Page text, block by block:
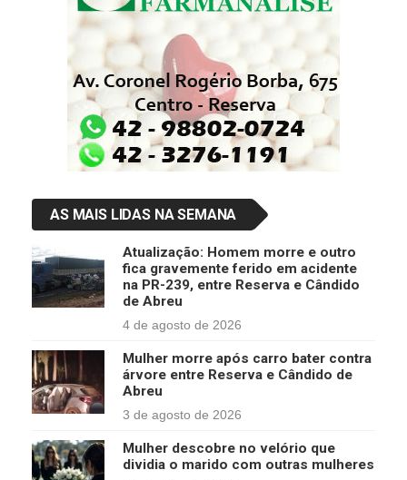
AS MAIS LIDAS NA SEMANA
Atualização: Homem morre e outro
fica gravemente ferido em acidente
na PR-239, entre Reserva e Cândido
de Abreu
4 de agosto de 2026
Mulher morre após carro bater contra
árvore entre Reserva e Cândido de
Abreu
3 de agosto de 2026
Mulher descobre no velório que
dividia o marido com outras mulheres